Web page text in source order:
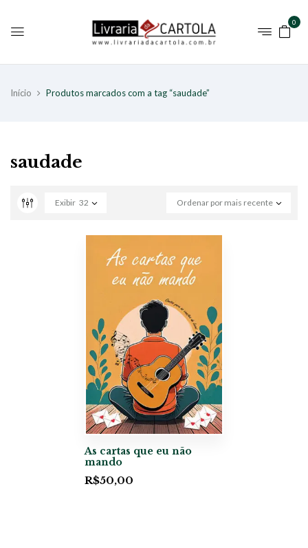
0
Início Produtos marcados com a tag “saudade”
saudade
Ordenar por mais recente
Exibir 32
As cartas que eu não
mando
R$50,00